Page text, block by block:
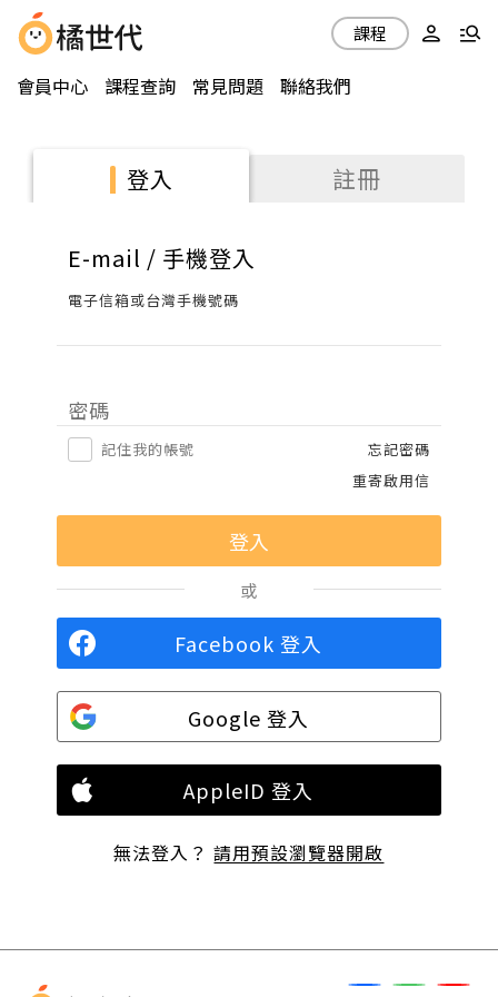
會員中心 課程查詢 常見問題 聯絡我們
課程
登入 註冊
E-mail / 手機登入
電子信箱或台灣手機號碼
密碼
記住我的帳號
忘記密碼
重寄啟用信
或
Facebook 登入
Google 登入
AppleID 登入
無法登入？請用預設瀏覽器開啟